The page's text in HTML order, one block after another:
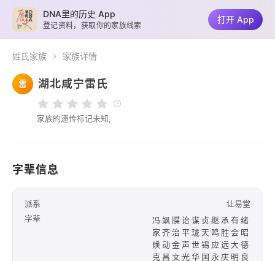
姓氏家族 家族详情
雷 湖北咸宁雷氏
家族的遗传标记未知,
字辈信息
派系
让易堂
字辈
冯飒牒诒谋贞继承有绪
家齐治平珑天鸣胜会昭
焕动金声世锡应远大德
克昌文光华国永庆明良
DNA里的历史 App
登记资料，获取你的家族线索
打开 App